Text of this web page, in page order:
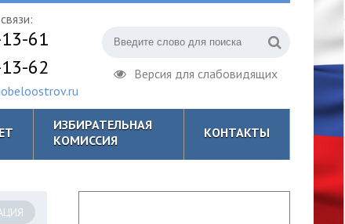
Версия для слабовидящих
61
62
ИЗБИРАТЕЛЬНАЯ
КОМИССИЯ
КОНТАКТЫ